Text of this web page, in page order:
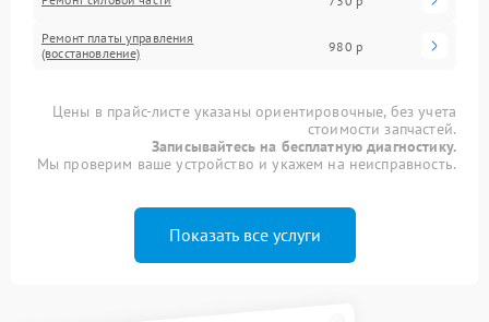
Ремонт платы управления
(восстановление)
980 р
Цены в прайс-листе указаны ориентировочные, без учета
стоимости запчастей.
Записывайтесь на бесплатную диагностику.
Мы проверим ваше устройство и укажем на неисправность.
Показать все услуги